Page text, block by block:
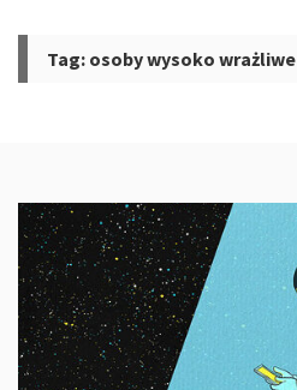
Tag: osoby wysoko wrażliwe